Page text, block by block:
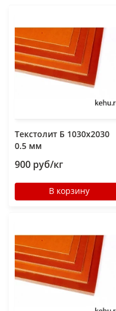
Текстолит Б 1030х2030
0.5 мм
900 руб/кг
В корзину